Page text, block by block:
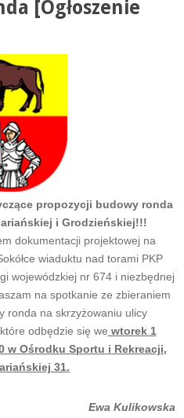
[Ogłoszenie
propozycji budowy ronda
i Grodzieńskiej!!!
dokumentacji projektowej na
wiaduktu nad torami PKP
wojewódzkiej nr 674 i niezbędnej
na spotkanie ze zbieraniem
ronda na skrzyżowaniu ulicy
odbędzie się we wtorek 1
w Ośrodku Sportu i Rekreacji,
31.
Ewa Kulikowska